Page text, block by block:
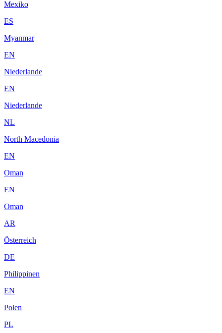
Mexiko
ES
Myanmar
EN
Niederlande
EN
Niederlande
NL
North Macedonia
EN
Oman
EN
Oman
AR
Österreich
DE
Philippinen
EN
Polen
PL